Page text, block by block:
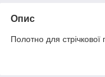
Опис
Полотно для